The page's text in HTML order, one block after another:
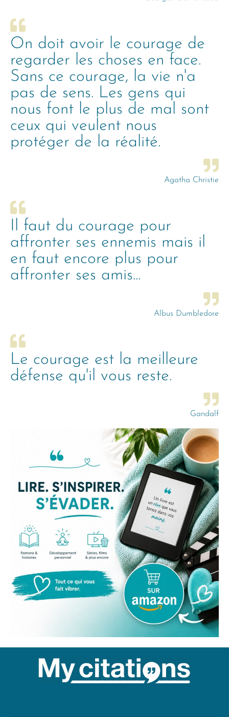
On doit avoir le courage de
regarder les choses en face.
Sans ce courage, la vie n'a
pas de sens. Les gens qui
nous font le plus de mal sont
ceux qui veulent nous
protéger de la réalité.
Agatha Christie
Il faut du courage pour
affronter ses ennemis mais il
en faut encore plus pour
affronter ses amis...
Albus Dumbledore
Le courage est la meilleure
défense qu'il vous reste.
Gandalf